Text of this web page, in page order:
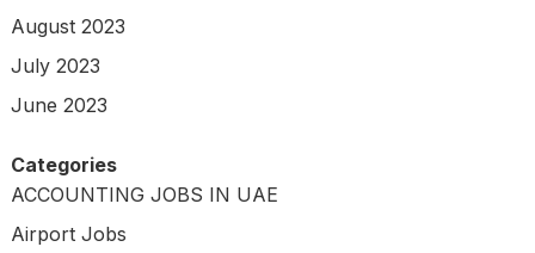
August 2023
July 2023
June 2023
Categories
ACCOUNTING JOBS IN UAE
Airport Jobs